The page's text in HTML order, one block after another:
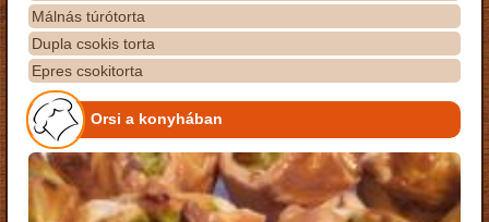
Málnás túrótorta
Dupla csokis torta
Epres csokitorta
Orsi a konyhában